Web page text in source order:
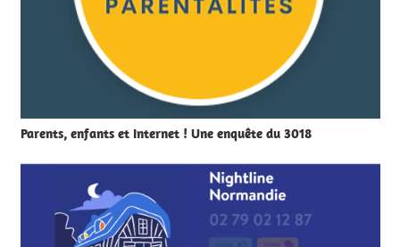
Parents, enfants et Internet ! Une enquête du 3018